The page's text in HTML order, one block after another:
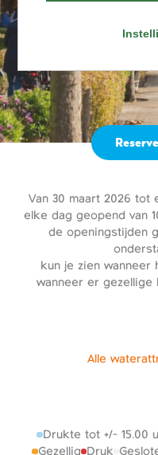
Van 30 maart 2026 tot
elke dag geopend van
de openingstijden
kun je zien
wanneer er gezellige
Alle
Druk
Drukte tot +/- 15.00
Gezellig